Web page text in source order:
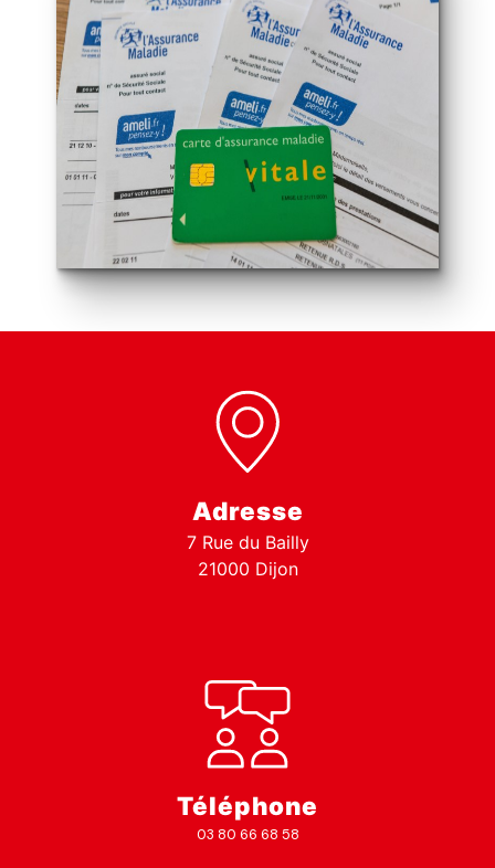
Adresse
7 Rue du Bailly
21000 Dijon
Téléphone
03 80 66 68 58